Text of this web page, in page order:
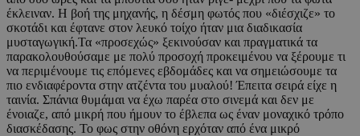
έκλειναν. Η βοή της μηχανής, η δέσμη φωτός που «διέσχιζε» το
σκοτάδι και έφτανε στον λευκό τοίχο ήταν μια διαδικασία
μυσταγωγική.Τα «προσεχώς» ξεκινούσαν και πραγματικά τα
παρακολουθούσαμε με πολύ προσοχή προκειμένου να ξέρουμε τι
να περιμένουμε τις επόμενες εβδομάδες και να σημειώσουμε τα
πιο ενδιαφέροντα στην ατζέντα του μυαλού! Έπειτα σειρά είχε η
ταινία. Σπάνια θυμάμαι να έχω παρέα στο σινεμά και δεν με
ένοιαζε, από μικρή που ήμουν το έβλεπα ως έναν μοναχικό τρόπο
διασκέδασης. Το φως στην οθόνη ερχόταν από ένα μικρό